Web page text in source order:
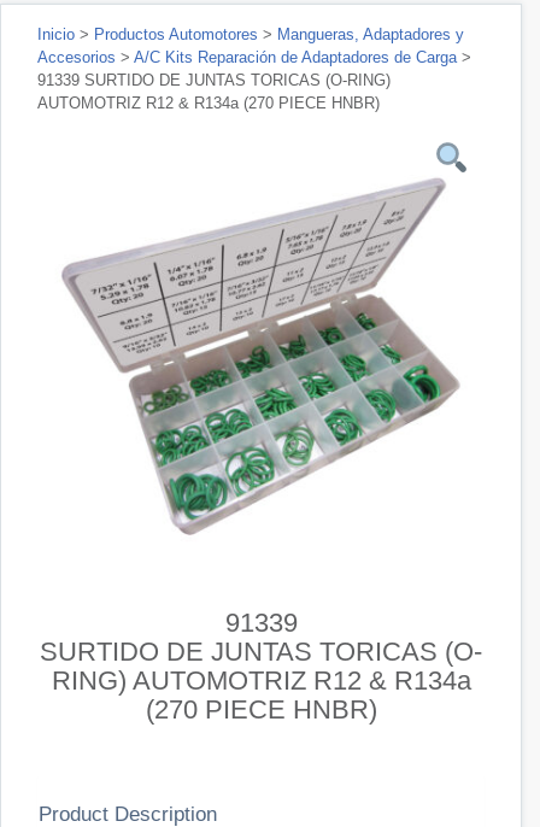
Inicio > Productos Automotores > Mangueras, Adaptadores y
Accesorios > A/C Kits Reparación de Adaptadores de Carga >
91339 SURTIDO DE JUNTAS TORICAS (O-RING)
AUTOMOTRIZ R12 & R134a (270 PIECE HNBR)
91339
SURTIDO DE JUNTAS TORICAS (O-
RING) AUTOMOTRIZ R12 & R134a
(270 PIECE HNBR)
Product Description